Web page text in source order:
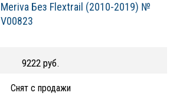
Meriva Без Flextrail (2010-2019) №
V00823
9222 руб.
Снят с продажи